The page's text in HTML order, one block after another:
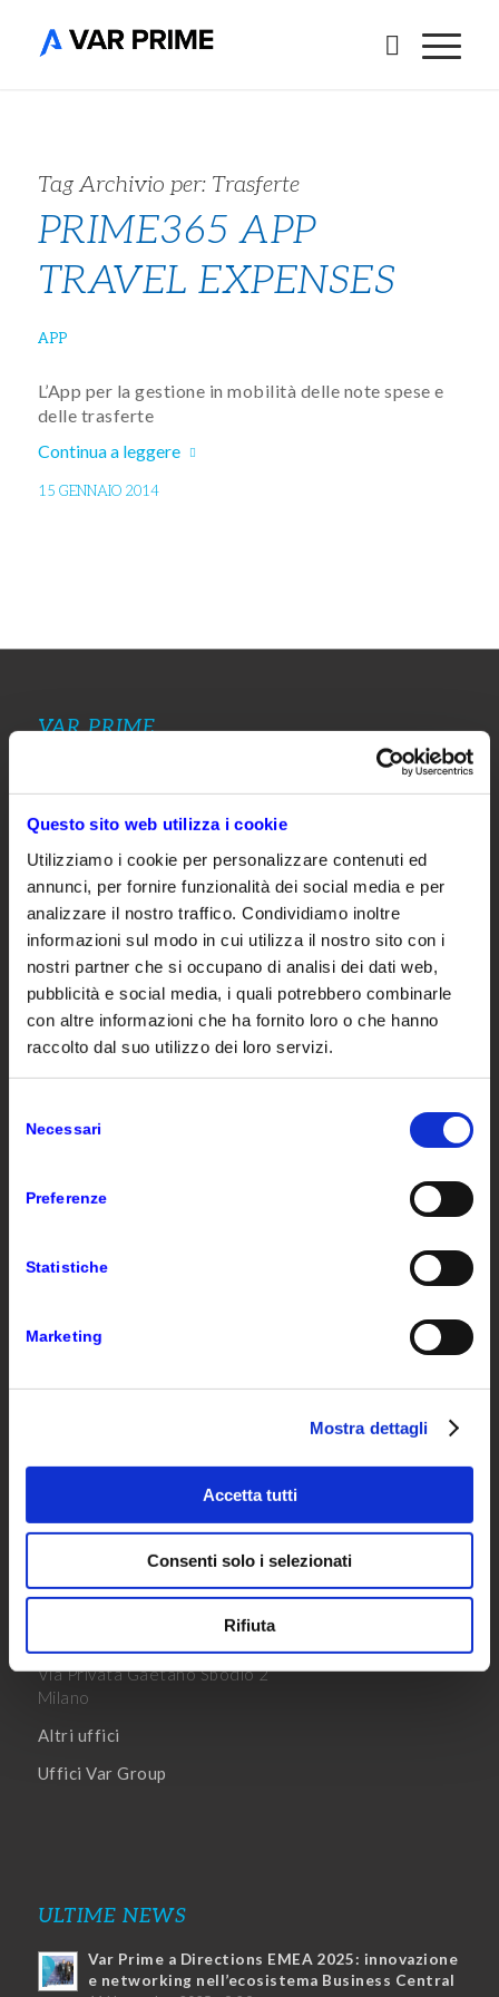
Questo sito web utilizza i cookie
Utilizziamo i cookie per personalizzare contenuti ed
annunci, per fornire funzionalità dei social media e per
analizzare il nostro traffico. Condividiamo inoltre
informazioni sul modo in cui utilizza il nostro sito con i
nostri partner che si occupano di analisi dei dati web,
pubblicità e social media, i quali potrebbero combinarle
con altre informazioni che ha fornito loro o che hanno
raccolto dal suo utilizzo dei loro servizi.
delNecessari
Preferenze
Statistiche
Marketing
Mostra dettagli
Accetta tutti
Consenti solo i selezionati
Rifiuta
Tag Archivio per: Trasferte
PRIME365 APP
TRAVEL EXPENSES
APP
L’App per la gestione in mobilità delle note spese e
delle trasferte
Continua a leggere
15 GENNAIO 2014
VAR PRIME
Var Prime è la società di Var Group specializzata in
soluzioni di settore certificate.
CUSTOMER PORTAL
Var Group aiuta le imprese a disegnare l’evoluzione
valore sono le competenze, la capacità di modellarle,
obiettivi.
UFFICI
Via Della Piovola 138
Sede Principale
Via Privata Gaetano Sbodio 2
Milano
Altri uffici
Uffici Var Group
ULTIME NEWS
Var Prime a Directions EMEA 2025: innovazione
e networking nell’ecosistema Business Central